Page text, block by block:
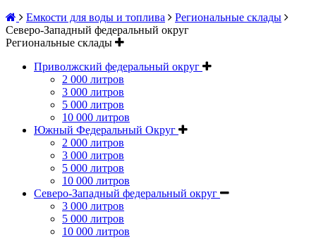
Емкости для воды и топлива
Региональные склады
Северо-Западный федеральный округ
Региональные склады
Приволжский федеральный округ
2 000 литров
3 000 литров
5 000 литров
10 000 литров
Южный Федеральный Округ
2 000 литров
3 000 литров
5 000 литров
10 000 литров
Северо-Западный федеральный округ
3 000 литров
5 000 литров
10 000 литров